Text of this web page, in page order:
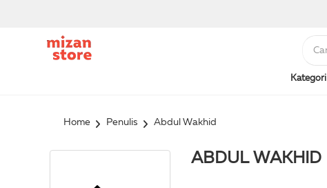
Kategori
Home Penulis Abdul Wakhid
ABDUL WAKHID